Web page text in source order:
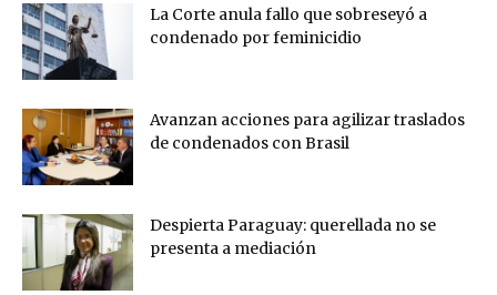
La Corte anula fallo que sobreseyó a
condenado por feminicidio
Avanzan acciones para agilizar traslados
de condenados con Brasil
Despierta Paraguay: querellada no se
presenta a mediación